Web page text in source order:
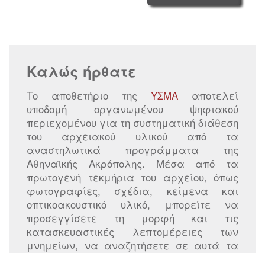
Καλώς ήρθατε
Το αποθετήριο της ΥΣΜΑ αποτελεί
υποδομή οργανωμένου ψηφιακού
περιεχομένου για τη συστηματική διάθεση
του αρχειακού υλικού από τα
αναστηλωτικά προγράμματα της
Αθηναϊκής Ακρόπολης. Μέσα από τα
πρωτογενή τεκμήρια του αρχείου, όπως
φωτογραφίες, σχέδια, κείμενα και
οπτικοακουστικό υλικό, μπορείτε να
προσεγγίσετε τη μορφή και τις
κατασκευαστικές λεπτομέρειες των
μνημείων, να αναζητήσετε σε αυτά τα